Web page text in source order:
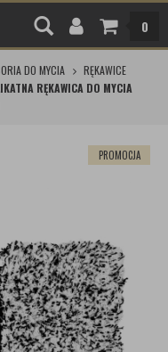
0
DO MYCIA
RĘKAWICE
RĘKAWICA DO MYCIA
PROMOCJA